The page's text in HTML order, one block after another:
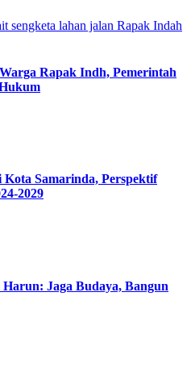
Rapak Indh, Pemerintah
Samarinda, Perspektif
2029
Jaga Budaya, Bangun